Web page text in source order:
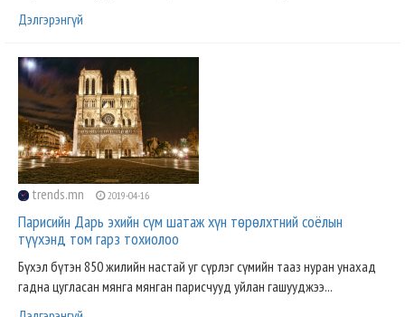
Дэлгэрэнгүй
trends.mn 2019-04-16
Парисийн Дарь эхийн сүм шатаж хүн төрөлхтний соёлын
түүхэнд том гарз тохиолоо
Бүхэл бүтэн 850 жилийн настай уг сүрлэг сүмийн тааз нуран унахад
гадна цугласан мянга мянган парисчууд уйлан гашууджээ...